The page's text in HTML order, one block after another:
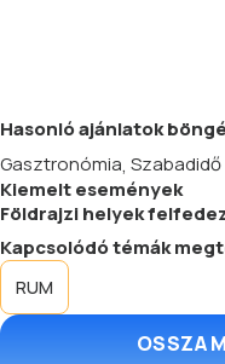
Hasonlóajánlatok
Gasztronómia, Szabadidő
Kiemelt események
Földrajzi helyek
Kapcsolódó témák
RUM
OSSZA